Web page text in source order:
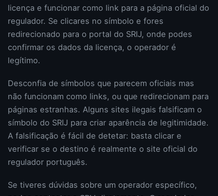
licença e funcionar como link para a página oficial do
regulador. Se clicares no símbolo e fores
redirecionado para o portal do SRIJ, onde podes
confirmar os dados da licença, o operador é
legítimo.
Desconfia de símbolos que parecem oficiais mas
não funcionam como links, ou que redirecionam para
páginas estranhas. Alguns sites ilegais falsificam o
símbolo do SRIJ para criar aparência de legitimidade.
A falsificação é fácil de detetar: basta clicar e
verificar se o destino é realmente o site oficial do
regulador português.
Se tiveres dúvidas sobre um operador específico,